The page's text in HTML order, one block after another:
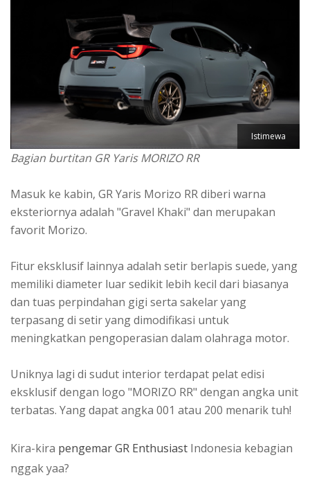
Istimewa
Bagian burtitan GR Yaris MORIZO RR
Masuk ke kabin, GR Yaris Morizo RR diberi warna
eksteriornya adalah "Gravel Khaki" dan merupakan
favorit Morizo.
Fitur eksklusif lainnya adalah setir berlapis suede, yang
memiliki diameter luar sedikit lebih kecil dari biasanya
dan tuas perpindahan gigi serta sakelar yang
terpasang di setir yang dimodifikasi untuk
meningkatkan pengoperasian dalam olahraga motor.
Uniknya lagi di sudut interior terdapat pelat edisi
eksklusif dengan logo "MORIZO RR" dengan angka unit
terbatas. Yang dapat angka 001 atau 200 menarik tuh!
Kira-kira pengemar GR Enthusiast Indonesia kebagian
nggak yaa?